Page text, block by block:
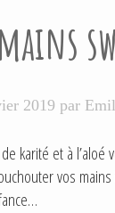
2019 par
karité et à l’aloé
vos